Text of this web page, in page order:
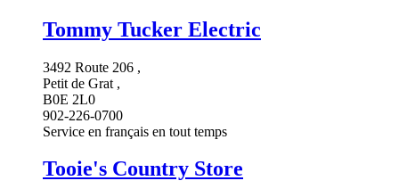
Tommy Tucker Electric
3492 Route 206 ,
Petit de Grat ,
B0E 2L0
902-226-0700
Service en français en tout temps
Tooie's Country Store